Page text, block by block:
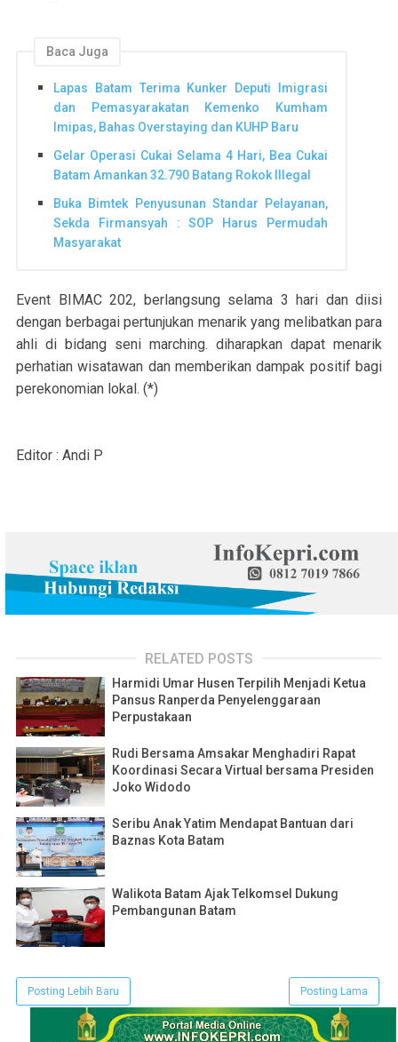
Baca Juga
Lapas Batam Terima Kunker Deputi Imigrasi
dan Pemasyarakatan Kemenko Kumham
Imipas, Bahas Overstaying dan KUHP Baru
Gelar Operasi Cukai Selama 4 Hari, Bea Cukai
Batam Amankan 32.790 Batang Rokok Illegal
Buka Bimtek Penyusunan Standar Pelayanan,
Sekda Firmansyah : SOP Harus Permudah
Masyarakat
Event BIMAC 202, berlangsung selama 3 hari dan diisi
dengan berbagai pertunjukan menarik yang melibatkan para
ahli di bidang seni marching. diharapkan dapat menarik
perhatian wisatawan dan memberikan dampak positif bagi
perekonomian lokal. (*)
Editor : Andi P
RELATED POSTS
Harmidi Umar Husen Terpilih Menjadi Ketua
Pansus Ranperda Penyelenggaraan
Perpustakaan
Rudi Bersama Amsakar Menghadiri Rapat
Koordinasi Secara Virtual bersama Presiden
Joko Widodo
Seribu Anak Yatim Mendapat Bantuan dari
Baznas Kota Batam
Walikota Batam Ajak Telkomsel Dukung
Pembangunan Batam
Posting Lebih Baru Posting Lama